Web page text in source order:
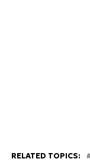
RELATED TOPICS: